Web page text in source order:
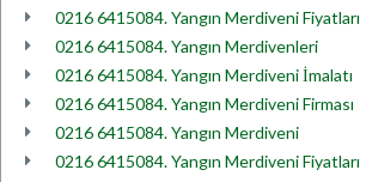
0216 6415084. Yangın Merdiveni Fiyatları
0216 6415084. Yangın Merdivenleri
0216 6415084. Yangın Merdiveni İmalatı
0216 6415084. Yangın Merdiveni Firması
0216 6415084. Yangın Merdiveni
0216 6415084. Yangın Merdiveni Fiyatları